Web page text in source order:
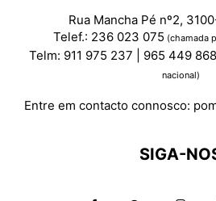
Rua Mancha Pé nº2,
Telef.: 236 023 075 (chamada
Telm: 911 975 237 | 965 449 868
nacional)
Entre em contacto connosco:
SIGA-